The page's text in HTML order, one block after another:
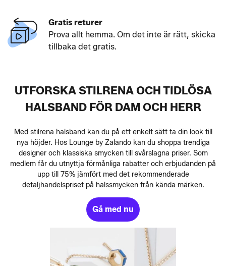
Gratis returer
Prova allt hemma. Om det inte är rätt, skicka
tillbaka det gratis.
UTFORSKA STILRENA OCH TIDLÖSA
HALSBAND FÖR DAM OCH HERR
Med stilrena halsband kan du på ett enkelt sätt ta din look till
nya höjder. Hos Lounge by Zalando kan du shoppa trendiga
designer och klassiska smycken till svårslagna priser. Som
medlem får du utnyttja förmånliga rabatter och erbjudanden på
upp till 75% jämfört med det rekommenderade
detaljhandelspriset på halssmycken från kända märken.
Gå med nu